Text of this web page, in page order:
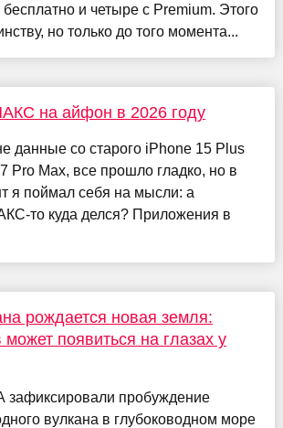
и четыре с Premium. Этого
но только до того момента...
на айфон в 2026 году
данные со старого iPhone 15 Plus
Pro Max, все прошло гладко, но в
я поймал себя на мысли: а
то куда делся? Приложения в
рождается новая земля:
появиться на глазах у
зафиксировали пробуждение
вулкана в глубоководном море